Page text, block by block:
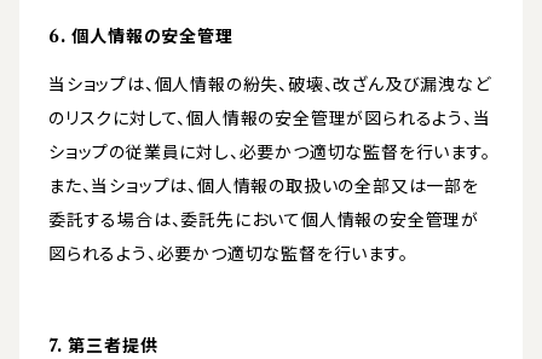
6. 個人情報の安全管理
当ショップは、個人情報の紛失、破壊、改ざん及び漏洩など
のリスクに対して、個人情報の安全管理が図られるよう、当
ショップの従業員に対し、必要かつ適切な監督を行います。
また、当ショップは、個人情報の取扱いの全部又は一部を
委託する場合は、委託先において個人情報の安全管理が
図られるよう、必要かつ適切な監督を行います。
7. 第三者提供